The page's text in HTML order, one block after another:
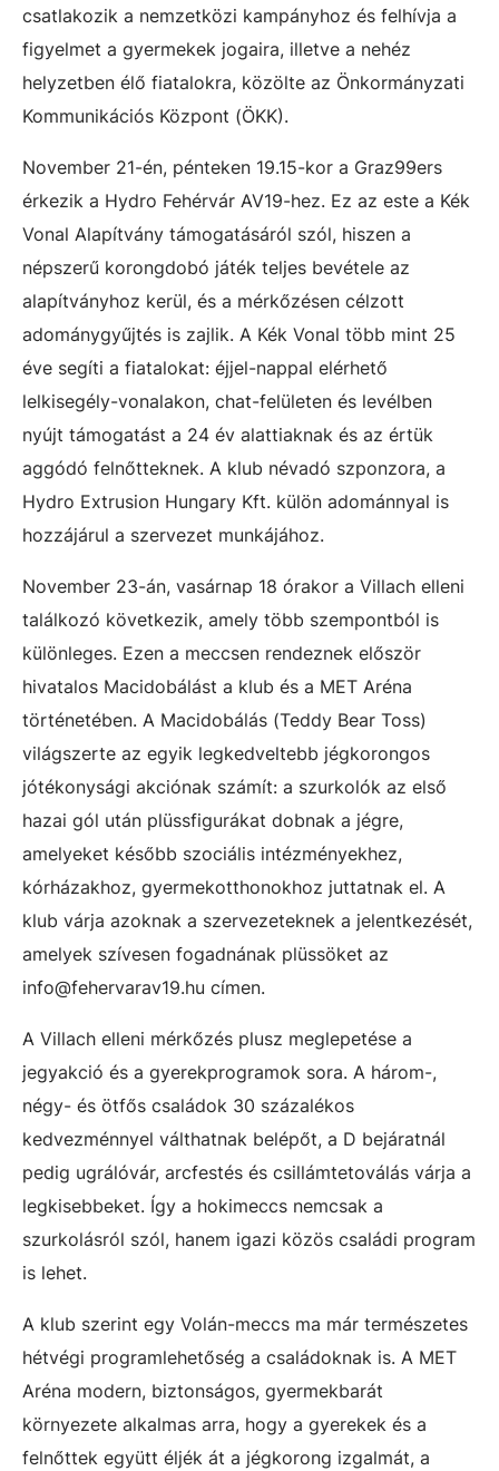
csatlakozik a nemzetközi kampányhoz és felhívja a
figyelmet a gyermekek jogaira, illetve a nehéz
helyzetben élő fiatalokra, közölte az Önkormányzati
Kommunikációs Központ (ÖKK).
November 21-én, pénteken 19.15-kor a Graz99ers
érkezik a Hydro Fehérvár AV19-hez. Ez az este a Kék
Vonal Alapítvány támogatásáról szól, hiszen a
népszerű korongdobó játék teljes bevétele az
alapítványhoz kerül, és a mérkőzésen célzott
adománygyűjtés is zajlik. A Kék Vonal több mint 25
éve segíti a fiatalokat: éjjel-nappal elérhető
lelkisegély-vonalakon, chat-felületen és levélben
nyújt támogatást a 24 év alattiaknak és az értük
aggódó felnőtteknek. A klub névadó szponzora, a
Hydro Extrusion Hungary Kft. külön adománnyal is
hozzájárul a szervezet munkájához.
November 23-án, vasárnap 18 órakor a Villach elleni
találkozó következik, amely több szempontból is
különleges. Ezen a meccsen rendeznek először
hivatalos Macidobálást a klub és a MET Aréna
történetében. A Macidobálás (Teddy Bear Toss)
világszerte az egyik legkedveltebb jégkorongos
jótékonysági akciónak számít: a szurkolók az első
hazai gól után plüssfigurákat dobnak a jégre,
amelyeket később szociális intézményekhez,
kórházakhoz, gyermekotthonokhoz juttatnak el. A
klub várja azoknak a szervezeteknek a jelentkezését,
amelyek szívesen fogadnának plüssöket az
info@fehervarav19.hu címen.
A Villach elleni mérkőzés plusz meglepetése a
jegyakció és a gyerekprogramok sora. A három-,
négy- és ötfős családok 30 százalékos
kedvezménnyel válthatnak belépőt, a D bejáratnál
pedig ugrálóvár, arcfestés és csillámtetoválás várja a
legkisebbeket. Így a hokimeccs nemcsak a
szurkolásról szól, hanem igazi közös családi program
is lehet.
A klub szerint egy Volán-meccs ma már természetes
hétvégi programlehetőség a családoknak is. A MET
Aréna modern, biztonságos, gyermekbarát
környezete alkalmas arra, hogy a gyerekek és a
felnőttek együtt éljék át a jégkorong izgalmát, a